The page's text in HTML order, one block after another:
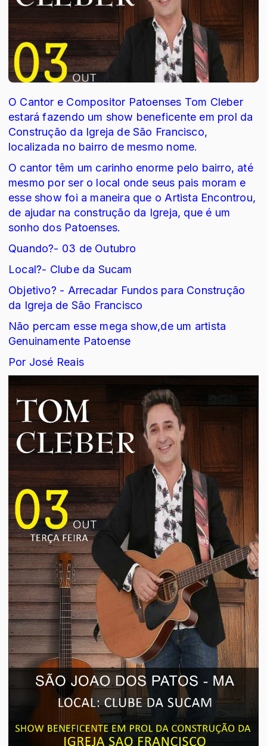
O Cantor e Compositor Patoenses Tom Cleber
estará fazendo um show beneficente em prol da
Construção da Igreja de São Francisco,
localizada no bairro de mesmo nome.
O cantor têm um carinho enorme pelo bairro, até
mesmo por ser o local onde seus pais moram e
esse show foi a maneira que o Artista Encontrou,
de ajudar na construção da Igreja, que é um
sonho dos Patoenses.
Quando?- 03 de Outubro
Local?- Clube da Sucam
Objetivo? - Arrecadar Fundos para Construção
da Igreja de São Francisco
Não percam esse mega show,de um artista
Genuinamente Patoense
Por José Reais